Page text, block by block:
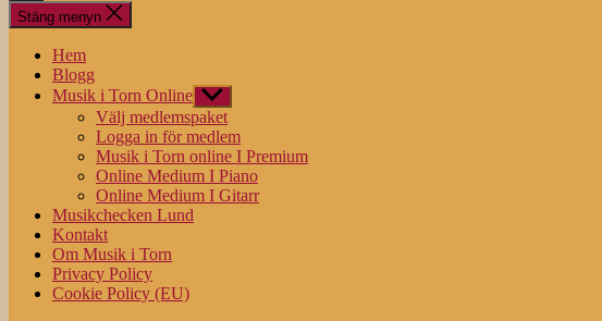
Stäng menyn
Hem
Blogg
Musik i Torn Online Visa
undermeny
Välj medlemspaket
Logga in för medlem
Musik i Torn online I Premium
Online Medium I Piano
Online Medium I Gitarr
Musikchecken Lund
Kontakt
Om Musik i Torn
Privacy Policy
Cookie Policy (EU)